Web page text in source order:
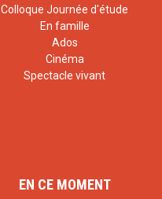
Colloque Journée d'étude
En famille
Ados
Cinéma
Spectacle vivant
EN CE MOMENT